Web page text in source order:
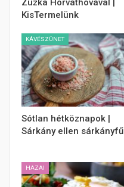
Zuzka Horváthovával |
KisTermelünk
KÁVÉSZÜNET
Sótlan hétköznapok |
Sárkány ellen sárkányfű
HAZAI